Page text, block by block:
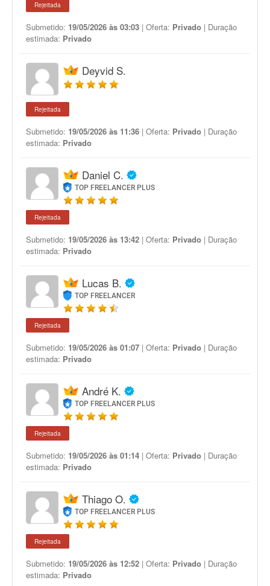
Rejeitada
Submetido: 19/05/2026 às 03:03 | Oferta: Privado | Duração
estimada: Privado
Deyvid S.
Rejeitada
Submetido: 19/05/2026 às 11:36 | Oferta: Privado | Duração
estimada: Privado
Daniel C.
TOP FREELANCER PLUS
Rejeitada
Submetido: 19/05/2026 às 13:42 | Oferta: Privado | Duração
estimada: Privado
Lucas B.
TOP FREELANCER
Rejeitada
Submetido: 19/05/2026 às 01:07 | Oferta: Privado | Duração
estimada: Privado
André K.
TOP FREELANCER PLUS
Rejeitada
Submetido: 19/05/2026 às 01:14 | Oferta: Privado | Duração
estimada: Privado
Thiago O.
TOP FREELANCER PLUS
Rejeitada
Submetido: 19/05/2026 às 12:52 | Oferta: Privado | Duração
estimada: Privado